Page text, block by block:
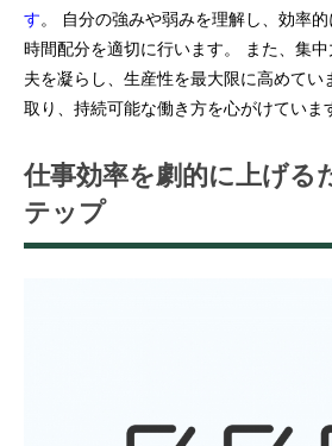
す。 自分の強みや弱みを理解し、効率
時間配分を適切に行います。 また、集
夫を凝らし、生産性を最大限に高めてい
取り、持続可能な働き方を心がけていま
仕事効率を劇的に上げる
テップ